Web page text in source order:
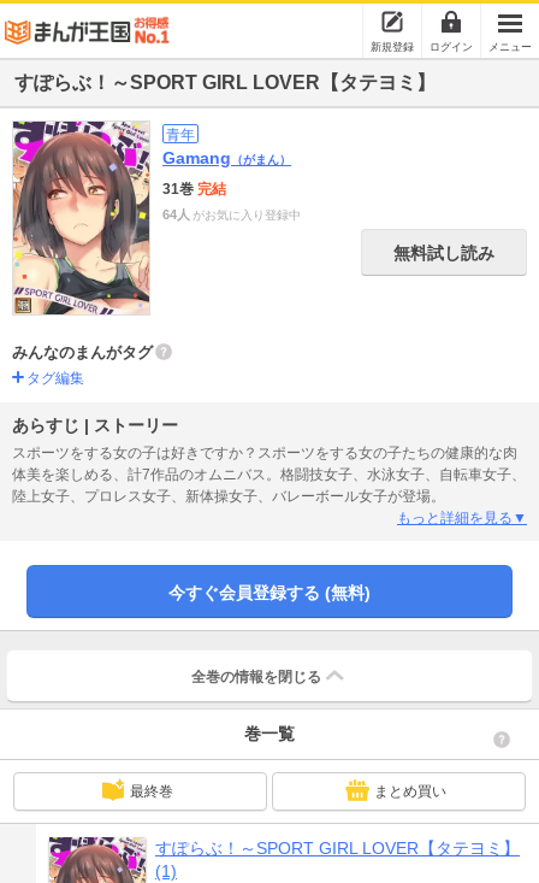
新規登録 ログイン メニュー
すぽらぶ！～SPORT GIRL LOVER【タテヨミ】
青年
Gamang （がまん）
31巻 完結
64人 がお気に入り登録中
無料試し読み
みんなのまんがタグ
タグ編集
あらすじ | ストーリー
スポーツをする女の子は好きですか？スポーツをする女の子たちの健康的な肉
体美を楽しめる、計7作品のオムニバス。格闘技女子、水泳女子、自転車女子、
陸上女子、プロレス女子、新体操女子、バレーボール女子が登場。
もっと詳細を見る▼
今すぐ会員登録する (無料)
全巻の情報を 閉じる
巻一覧
最終巻 まとめ買い
すぽらぶ！～SPORT GIRL LOVER【タテヨミ】
(1)